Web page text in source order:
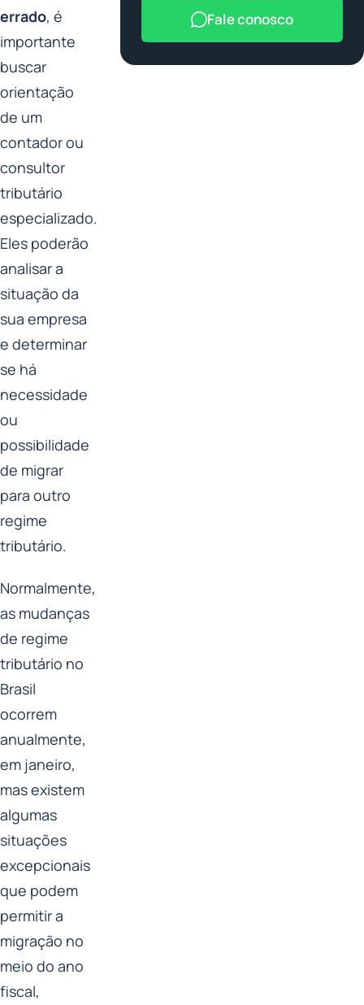
errado, é
importante
buscar
orientação
de um
contador ou
consultor
tributário
especializado.
Eles poderão
analisar a
situação da
sua empresa
e determinar
se há
necessidade
ou
possibilidade
de migrar
para outro
regime
tributário.
Normalmente,
as mudanças
de regime
tributário no
Brasil
ocorrem
anualmente,
em janeiro,
mas existem
algumas
situações
excepcionais
que podem
permitir a
migração no
meio do ano
fiscal,
Fale conosco